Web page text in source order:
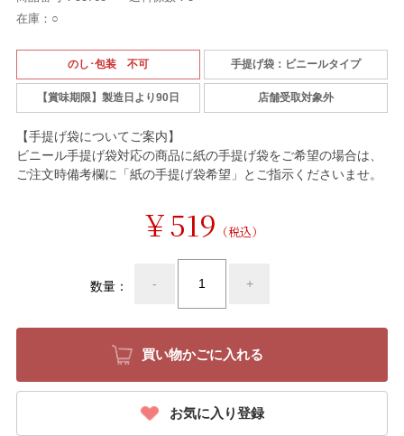
在庫： ○
のし･包装 不可 手提げ袋：ビニールタイプ
【賞味期限】製造日より90日 店舗受取対象外
【手提げ袋についてご案内】
ビニール手提げ袋対応の商品に紙の手提げ袋をご希望の場合は、
ご注文時備考欄に「紙の手提げ袋希望」とご指示くださいませ。
￥519 （税込）
数量： - +
お気に入り登録